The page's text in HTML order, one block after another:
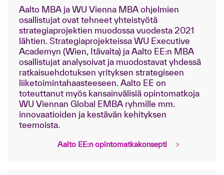
Aalto MBA ja WU Vienna MBA ohjelmien
osallistujat ovat tehneet yhteistyötä
strategiaprojektien muodossa vuodesta 2021
lähtien. Strategiaprojekteissa WU Executive
Academyn (Wien, Itävalta) ja Aalto EE:n MBA
osallistujat analysoivat ja muodostavat yhdessä
ratkaisuehdotuksen yrityksen strategiseen
liiketoimintahaasteeseen. Aalto EE on
toteuttanut myös kansainvälisiä opintomatkoja
WU Viennan Global EMBA ryhmille mm.
innovaatioiden ja kestävän kehityksen
teemoista.
Aalto EE:n opintomatkakonsepti